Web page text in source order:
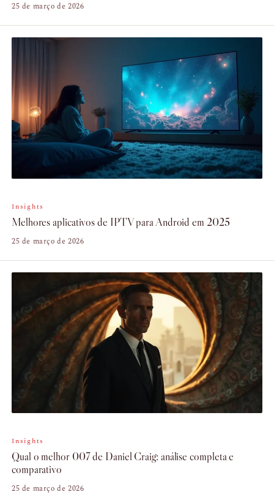
25 de março de 2026
Insights
Melhores aplicativos de IPTV para Android em 2025
25 de março de 2026
Insights
Qual o melhor 007 de Daniel Craig: análise completa e
comparativo
25 de março de 2026